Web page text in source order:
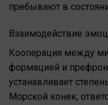
пребывают в
Взаимодействие
Кооперация между
формацией и
устанавливает
Морской конек,